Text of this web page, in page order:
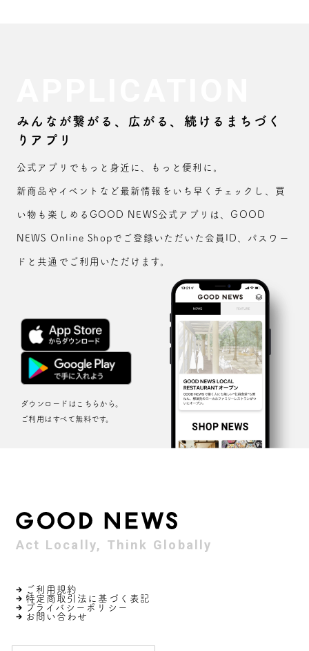
みんなが繋がる、広がる、続けるまちづく
りアプリ
公式アプリでもっと身近に、もっと便利に。
新商品やイベントなど最新情報をいち早くチェックし、買
い物も楽しめるGOOD NEWS公式アプリは、GOOD
NEWS Online Shopでご登録いただいた会員ID、パスワー
ドと共通でご利用いただけます。
ダウンロードはこちらから。
ご利用はすべて無料です。
Act Locally, Think Globally
ご利用規約
特定商取引法に基づく表記
プライバシーポリシー
お問い合わせ